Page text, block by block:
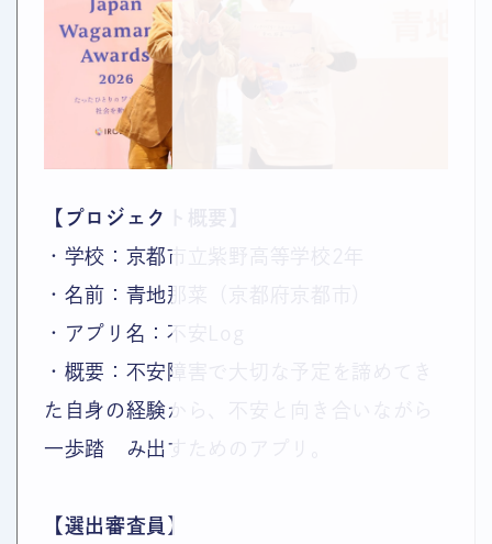
【プロジェクト概要】
・学校：京都市立紫野高等学校2年
・名前：青地那菜（京都府京都市）
・アプリ名：不安Log
・概要：不安障害で大切な予定を諦めてき
た自身の経験から、不安と向き合いながら
一歩踏 み出すためのアプリ。
【選出審査員】